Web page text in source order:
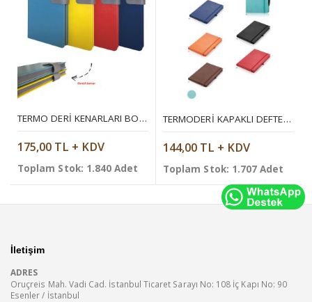
TERMO DERI KENARLARI BOYALI VE MIKNATISLI DEFTER
175,00 TL + KDV
Toplam Stok: 1.840 Adet
TERMODERI KAPAKLI DEFTER ( 13 X 21 CM )
144,00 TL + KDV
Toplam Stok: 1.707 Adet
İletişim
ADRES
Oruçreis Mah. Vadi Cad. İstanbul Ticaret Sarayı No: 108 İç Kapı No: 90
Esenler / İstanbul